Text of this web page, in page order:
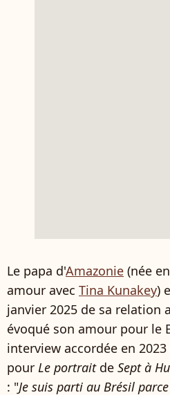
Le papa d'Amazonie (née
amour avec Tina Kunakey)
janvier 2025 de sa relation
évoqué son amour pour le
interview accordée en
pour Le portraitde Sept à
: "Je suis parti au Brésil